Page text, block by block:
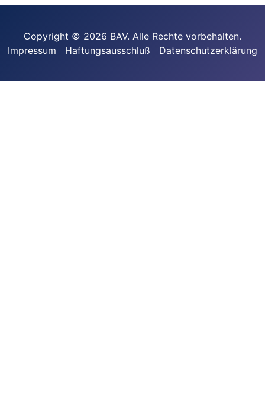
Copyright © 2026 BAV. Alle Rechte vorbehalten.
Impressum
Haftungsausschluß Datenschutzerklärung